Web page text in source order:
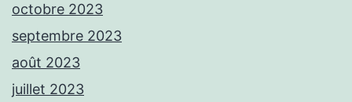
octobre 2023
septembre 2023
août 2023
juillet 2023